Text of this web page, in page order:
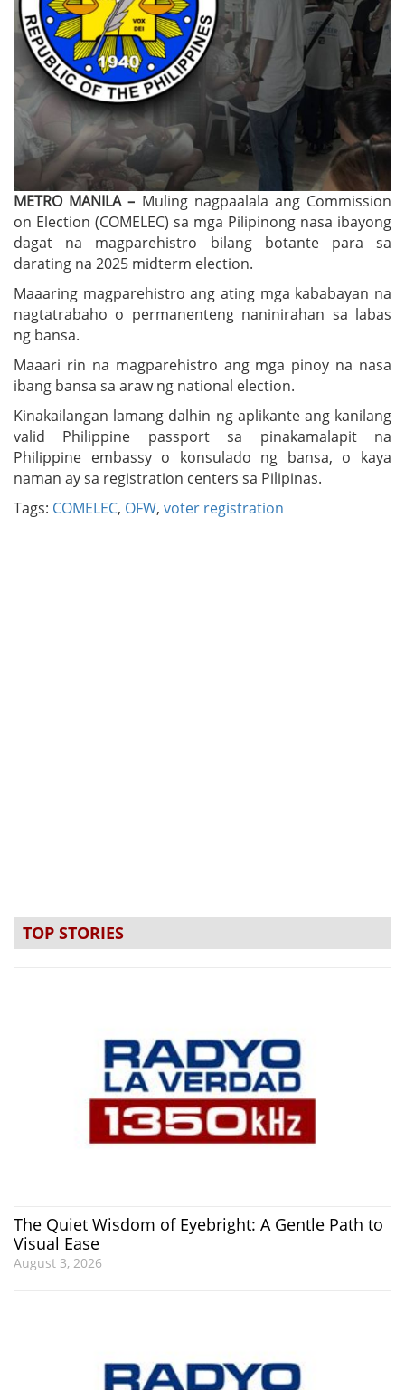
METRO MANILA – Muling nagpaalala ang Commission
on Election (COMELEC) sa mga Pilipinong nasa ibayong
dagat na magparehistro bilang botante para sa
darating na 2025 midterm election.
Maaaring magparehistro ang ating mga kababayan na
nagtatrabaho o permanenteng naninirahan sa labas
ng bansa.
Maaari rin na magparehistro ang mga pinoy na nasa
ibang bansa sa araw ng national election.
Kinakailangan lamang dalhin ng aplikante ang kanilang
valid Philippine passport sa pinakamalapit na
Philippine embassy o konsulado ng bansa, o kaya
naman ay sa registration centers sa Pilipinas.
Tags: COMELEC, OFW, voter registration
TOP STORIES
The Quiet Wisdom of Eyebright: A Gentle Path to
Visual Ease
August 3, 2026